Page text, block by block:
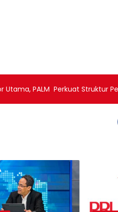
Utama, PALM Perkuat Struktur